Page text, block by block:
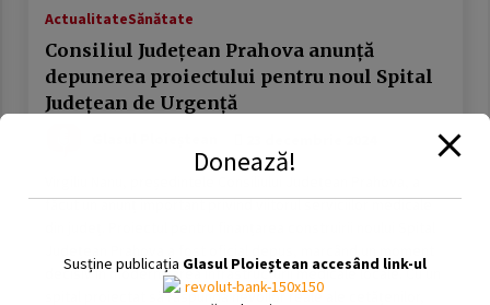
ActualitateSănătate
Consiliul Județean Prahova anunță
depunerea proiectului pentru noul Spital
Județean de Urgență
făcut un anunț important privind viitorul serviciilor medicale
decisiv în modernizarea infrastructurii medicale locale. Cu un
spital proiectat să răspundă nevoilor reale ale cetățenilor,
Donează!
Susține publicația Glasul Ploieștean accesând link-ul